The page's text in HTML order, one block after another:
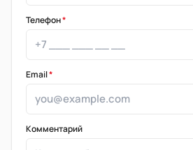
Телефон*
Email*
Комментарий